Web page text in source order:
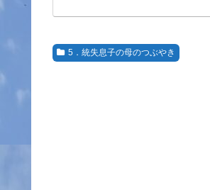
5．統失息子の母のつぶやき